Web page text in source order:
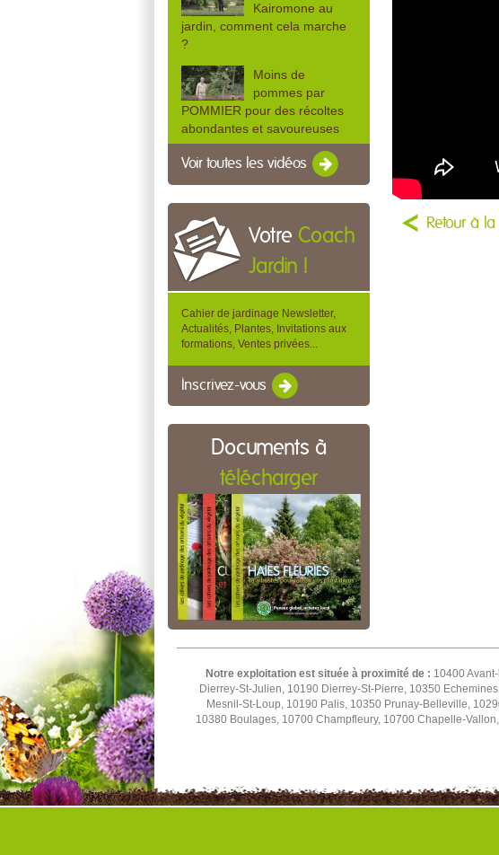
Kairomone au
jardin, comment cela marche
?
Moins de
pommes par
POMMIER pour des récoltes
abondantes et savoureuses
Voir toutes les vidéos
Votre Coach
Jardin !
Cahier de jardinage Newsletter,
Actualités, Plantes, Invitations aux
formations, Ventes privées...
Inscrivez-vous
Documents à
télécharger
Retour à
Notre exploitation est située à proximité de : 10400
Dierrey-St-Julien, 10190 Dierrey-St-Pierre, 10350
Mesnil-St-Loup, 10190 Palis, 10350 Prunay-Belleville,
10380 Boulages, 10700 Champfleury, 10700 Chapelle-